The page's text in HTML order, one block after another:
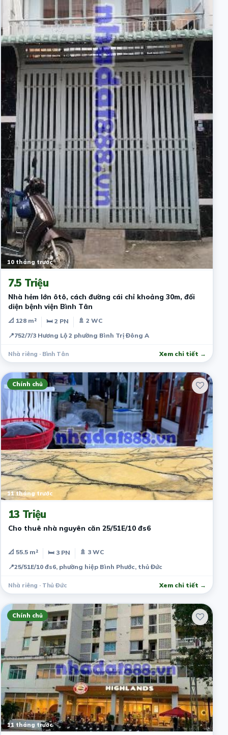
10 tháng trước
7.5 Triệu
Nhà hẻm lớn ôtô, cách đường cái chỉ khoảng 30m, đối
diện bệnh viện Bình Tân
📐 128 m² 🛏 2 PN
🚿 2 WC
📍752/7/3 Hương Lộ 2 phường Bình Trị Đông A
Nhà riêng · Bình Tân Xem chi tiết →
Chính chủ
11 tháng trước
13 Triệu
Cho thuê nhà nguyên căn 25/51E/10 đs6
📐 55.5 m² 🛏 3 PN
🚿 3 WC
📍25/51E/10 đs6, phường hiệp Bình Phước, thủ Đức
Nhà riêng · Thủ Đức Xem chi tiết →
Chính chủ
11 tháng trước